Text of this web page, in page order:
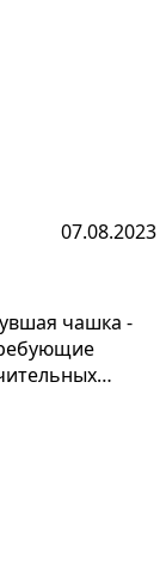
07.08.2023
чашка -